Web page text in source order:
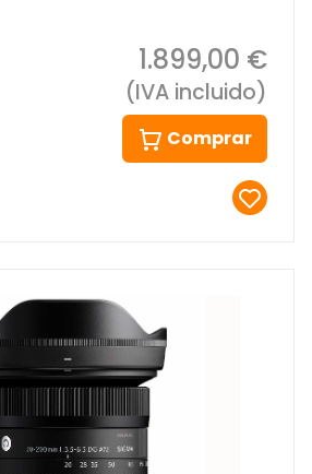
1.899,00 €
(IVA incluido)
Comprar